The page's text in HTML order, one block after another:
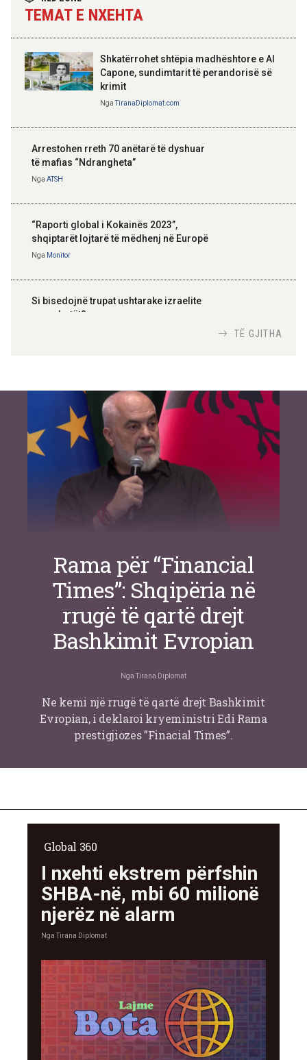
TEMAT E NXEHTA
Shkatërrohet shtëpia madhështore e Al
Capone, sundimtarit të perandorisë së
krimit
NgaTiranaDiplomat.com
Arrestohen rreth 70 anëtarë të dyshuar
të mafias “Ndrangheta”
Nga ATSH
“Raporti global i Kokainës 2023”,
shqiptarët lojtarë të mëdhenj në Europë
Nga Monitor
Si bisedojnë trupat ushtarake izraelite
me robotët?
inteligjente izraelite
Or Shalom
TË GJITHA
Rama për “Financial
Times”: Shqipëria në
rrugë të qartë drejt
Bashkimit Evropian
Nga Tirana Diplomat
Ne kemi një rrugë të qartë drejt Bashkimit
Evropian, i deklaroi kryeministri Edi Rama
prestigjiozes ”Finacial Times”.
Global 360
I nxehti ekstrem përfshin
SHBA-në, mbi 60 milionë
njerëz në alarm
NgaTirana Diplomat